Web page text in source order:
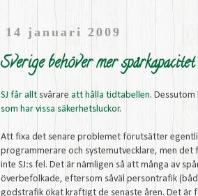
14 januari 2009
Sverige behöver mer spårkapacitet
SJ får allt svårare att hålla tidtabellen.
som har vissa säkerhetsluckor.
Att fixa det senare problemet förutsätter
programmerare och systemutvecklare, men
inte SJ:s fel. Det är nämligen så att många av
överbefolkade, eftersom såväl persontrafik
godstrafik ökat kraftigt de senaste åren. Det är